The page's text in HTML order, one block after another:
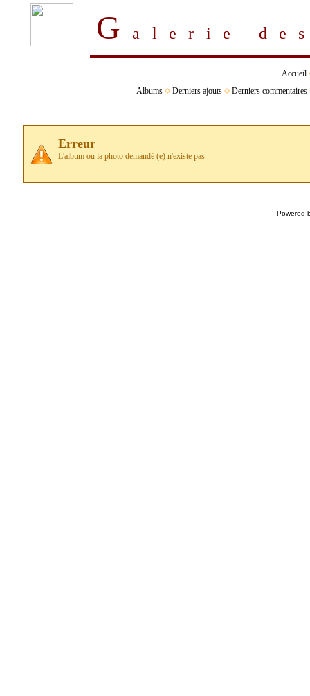
Galerie
Accueil
Albums
Derniers ajouts Derniers commentaires
Erreur
L'album ou la photo demandé (e) n'existe pas
Powered